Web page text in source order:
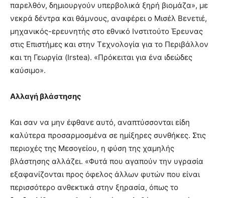
παρελθόν, δημιουργούν υπερβολικά ξηρή βιομάζα», με
νεκρά δέντρα και θάμνους, αναφέρει ο Μισέλ Βενετιέ,
μηχανικός-ερευνητής στο εθνικό Ινστιτούτο Έρευνας
στις Επιστήμες και στην Τεχνολογία για το Περιβάλλον
και τη Γεωργία (Irstea). «Πρόκειται για ένα ιδεώδες
καύσιμο».
Αλλαγή βλάστησης
Και σαν να μην έφθανε αυτό, αναπτύσσονται είδη
καλύτερα προσαρμοσμένα σε ημίξηρες συνθήκες. Στις
περιοχές της Μεσογείου, η φύση της χαμηλής
βλάστησης αλλάζει. «Φυτά που αγαπούν την υγρασία
εξαφανίζονται προς όφελος άλλων φυτών που είναι
περισσότερο ανθεκτικά στην ξηρασία, όπως το